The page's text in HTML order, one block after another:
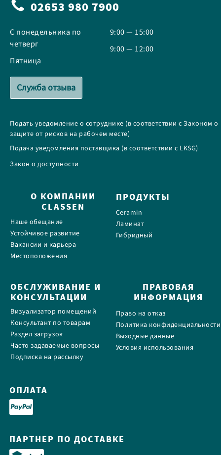
02653 980 7900
С понедельника по
четверг
Пятница
9:00 — 15:00
9:00 — 12:00
Служба отзыва
Подать уведомление о сотруднике (в соответствии с Законом о
защите от рисков на рабочем месте)
Подача уведомления поставщика (в соответствии с LKSG)
Закон о доступности
О КОМПАНИИ
CLASSEN
Наше обещание
Устойчивое развитие
Вакансии и карьера
Местоположения
ПРОДУКТЫ
Ceramin
Ламинат
Гибридный
ОБСЛУЖИВАНИЕ И
КОНСУЛЬТАЦИИ
Визуализатор помещений
Консультант по товарам
Раздел загрузок
Часто задаваемые вопросы
Подписка на рассылку
ПРАВОВАЯ
ИНФОРМАЦИЯ
Право на отказ
Политика конфиденциальности
Выходные данные
Условия использования
ОПЛАТА
ПАРТНЕР ПО ДОСТАВКЕ